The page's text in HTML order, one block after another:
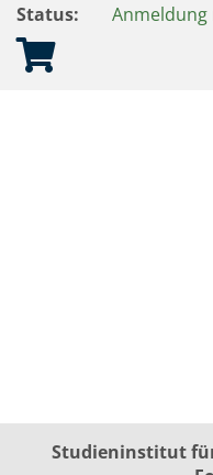
Status:
Anmeldung
Studieninstitut